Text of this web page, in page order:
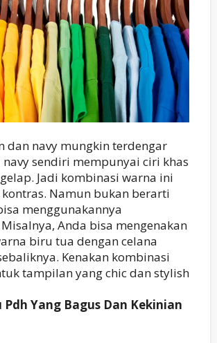
dan navy mungkin terdengar
navy sendiri mempunyai ciri khas
Jadi kombinasi warna ini
Namun bukan berarti
menggunakannya
Anda bisa mengenakan
biru tua dengan celana
Kenakan kombinasi
tampilan yang chic dan stylish
Yang Bagus Dan Kekinian